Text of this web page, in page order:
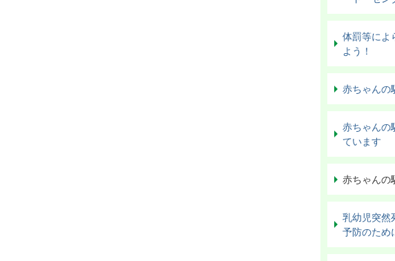
体罰等によ
よう！
赤ちゃんの
赤ちゃんの
ています
赤ちゃんの
乳幼児突然
予防のため